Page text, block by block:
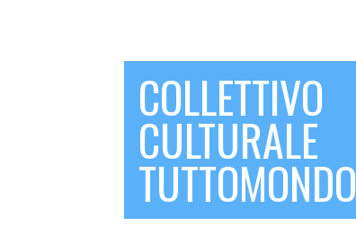
COLLETTIVO
CULTURALE
TUTTOMONDO